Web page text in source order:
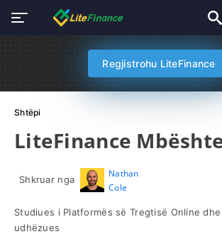
Regjistrohu LiteFinance
Shtëpi
LiteFinance
Shkruar nga
Nathan
Cole
Studiues i Platformës së Tregtisë Online
udhëzues